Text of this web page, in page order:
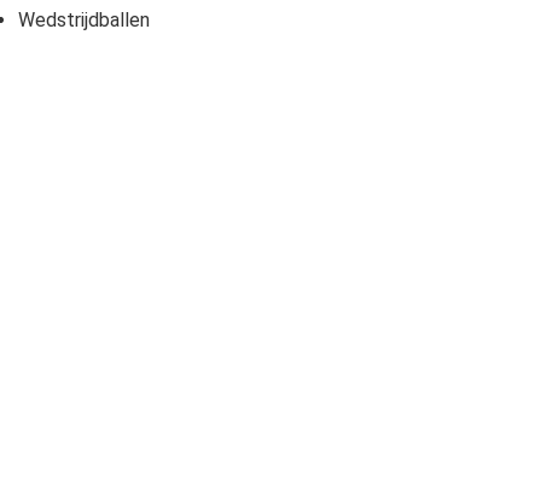
Wedstrijdballen